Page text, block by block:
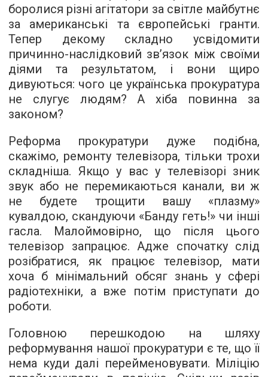
боролися різні агітатори за світле майбутнє
за американські та європейські гранти.
Тепер декому складно усвідомити
причинно-наслідковий зв’язок між своїми
діями та результатом, і вони щиро
дивуються: чого це українська прокуратура
не слугує людям? А хіба повинна за
законом?
Реформа прокуратури дуже подібна,
скажімо, ремонту телевізора, тільки трохи
складніша. Якщо у вас у телевізорі зник
звук або не перемикаються канали, ви ж
не будете трощити вашу «плазму»
кувалдою, скандуючи «Банду геть!» чи інші
гасла. Малоймовірно, що після цього
телевізор запрацює. Адже спочатку слід
розібратися, як працює телевізор, мати
хоча б мінімальний обсяг знань у сфері
радіотехніки, а вже потім приступати до
роботи.
Головною перешкодою на шляху
реформування нашої прокуратури є те, що її
нема куди далі перейменовувати. Міліцію